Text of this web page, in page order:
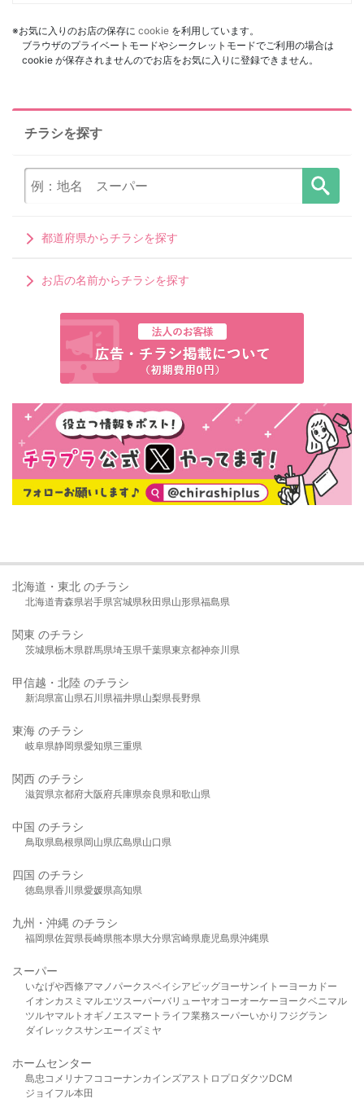
※お気に入りのお店の保存に cookie を利用しています。
ブラウザのプライベートモードやシークレットモードでご利用の場合は
cookie が保存されませんのでお店をお気に入りに登録できません。
チラシを探す
都道府県からチラシを探す
お店の名前からチラシを探す
北海道・東北 のチラシ
北海道青森県岩手県宮城県秋田県山形県福島県
関東 のチラシ
茨城県栃木県群馬県埼玉県千葉県東京都神奈川県
甲信越・北陸 のチラシ
新潟県富山県石川県福井県山梨県長野県
東海 のチラシ
岐阜県静岡県愛知県三重県
関西 のチラシ
滋賀県京都府大阪府兵庫県奈良県和歌山県
中国 のチラシ
鳥取県島根県岡山県広島県山口県
四国 のチラシ
徳島県香川県愛媛県高知県
九州・沖縄 のチラシ
福岡県佐賀県長崎県熊本県大分県宮崎県鹿児島県沖縄県
スーパー
いなげや西條アマノパークスベイシア ビッグヨーサンイトーヨーカドー
イオンカスミ マルエツスーパーバリューヤオコーオーケー ヨークベニマル
ツルヤマルト オギノ エスマート ライフ業務スーパーいかり フジグラン
ダイレックスサンエーイズミヤ
ホームセンター
島忠 コメリ ナフコ コーナンカインズアストロプロダクツDCM
ジョイフル本田